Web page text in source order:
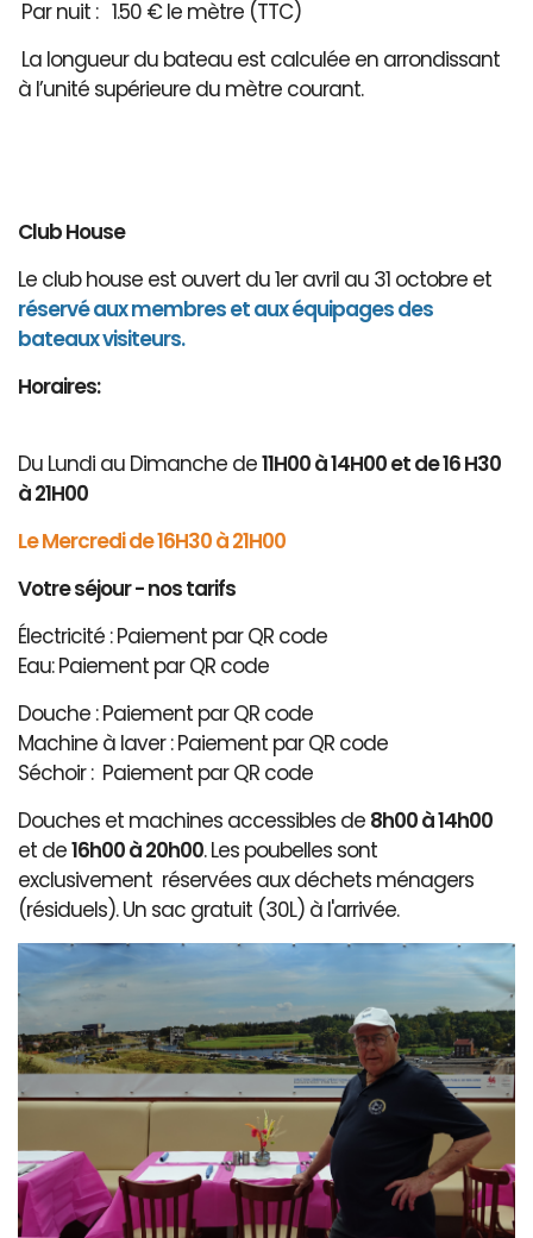
Par nuit : 1.50 € le mètre (TTC)
La longueur du bateau est calculée en arrondissant
à l’unité supérieure du mètre courant.
Club House
Le club house est ouvert du 1er avril au 31 octobre et
réservé aux membres et aux équipages des
bateaux visiteurs.
Horaires:
Du Lundi au Dimanche de11H00 à 14H00 et de 16 H30
à 21H00
Le Mercredi de 16H30 à 21H00
Votre séjour - nos tarifs
Électricité : Paiement par QR code
Eau: Paiement par QR code
Douche : Paiement par QR code
Machine à laver : Paiement par QR code
Séchoir : Paiement par QR code
Douches et machines accessibles de 8h00 à 14h00
et de16h00 à 20h00. Les poubelles sont
exclusivement réservées aux déchets ménagers
(résiduels). Un sac gratuit (30L) à l'arrivée.